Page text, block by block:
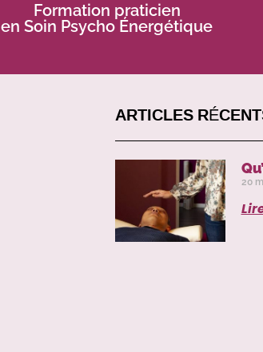
Formation praticien
en Soin Psycho Énergétique
ARTICLES
20